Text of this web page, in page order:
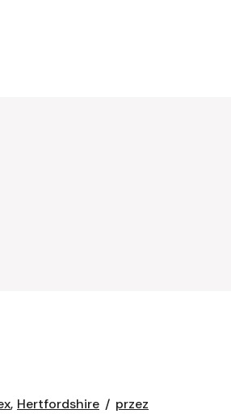
Hertfordshire przez